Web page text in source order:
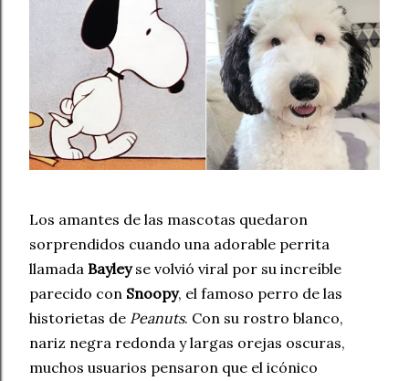
Los amantes de las mascotas quedaron
sorprendidos cuando una adorable perrita
llamada Bayleyse volvió viral por su increíble
parecido con Snoopy, el famoso perro de las
historietas de Peanuts. Con su rostro blanco,
nariz negra redonda y largas orejas oscuras,
muchos usuarios pensaron que el icónico